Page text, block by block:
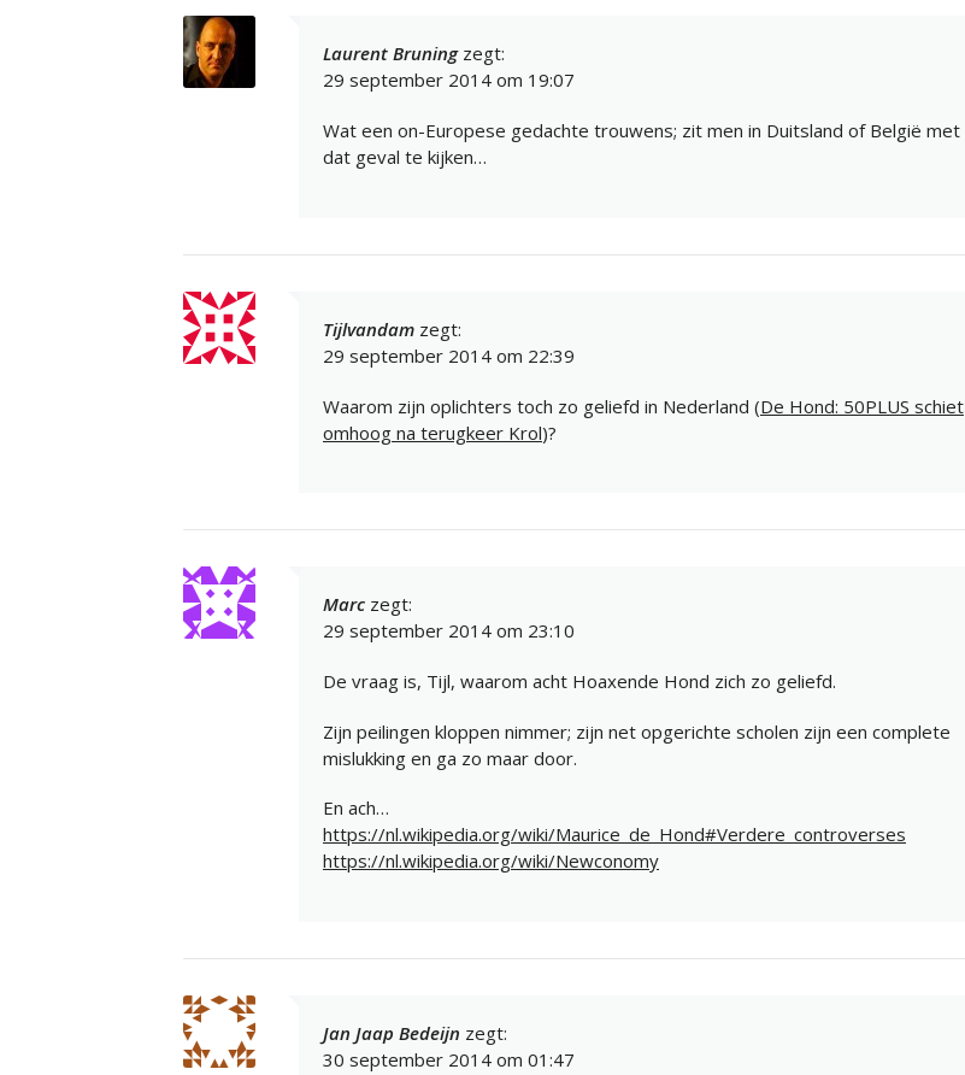
Laurent Bruning zegt:
29 september 2014 om 19:07
Wat een on-Europese gedachte trouwens; zit men in Duitsland of België met
dat geval te kijken…
Tijlvandam zegt:
29 september 2014 om 22:39
Waarom zijn oplichters toch zo geliefd in Nederland (De Hond: 50PLUS schiet
omhoog na terugkeer Krol)?
Marc zegt:
29 september 2014 om 23:10
De vraag is, Tijl, waarom acht Hoaxende Hond zich zo geliefd.
Zijn peilingen kloppen nimmer; zijn net opgerichte scholen zijn een complete
mislukking en ga zo maar door.
En ach…
https://nl.wikipedia.org/wiki/Maurice_de_Hond#Verdere_controverses
https://nl.wikipedia.org/wiki/Newconomy
Jan Jaap Bedeijn zegt:
30 september 2014 om 01:47